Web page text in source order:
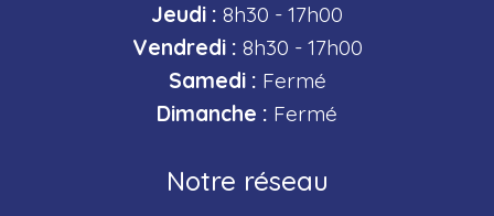
Jeudi : 8h30 - 17h00
Vendredi : 8h30 - 17h00
Samedi : Fermé
Dimanche : Fermé
Notre réseau